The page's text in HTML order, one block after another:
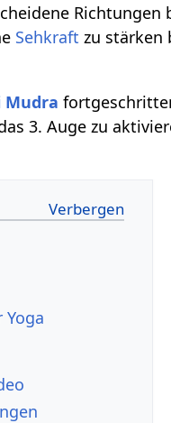
Sehkraft zu stärken
Mudra
3. Auge zu